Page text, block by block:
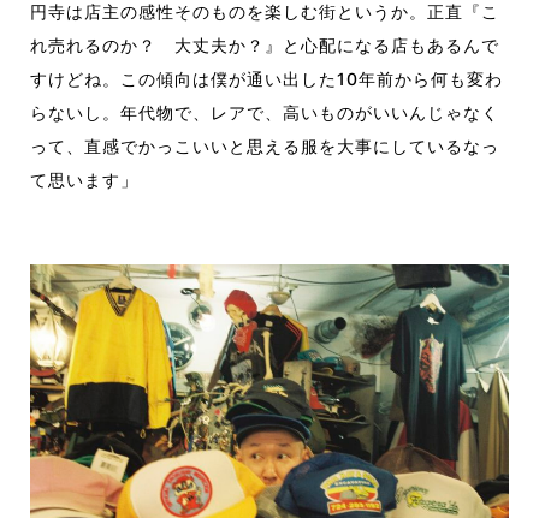
円寺は店主の感性そのものを楽しむ街というか。正直『こ
れ売れるのか？ 大丈夫か？』と心配になる店もあるんで
すけどね。この傾向は僕が通い出した10年前から何も変わ
らないし。年代物で、レアで、高いものがいいんじゃなく
って、直感でかっこいいと思える服を大事にしているなっ
て思います」